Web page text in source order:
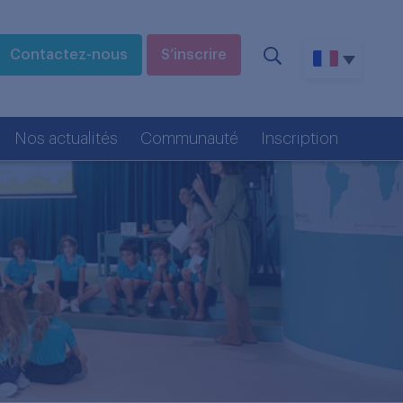
Contactez-nous S’inscrire
Nos actualités Communauté Inscription